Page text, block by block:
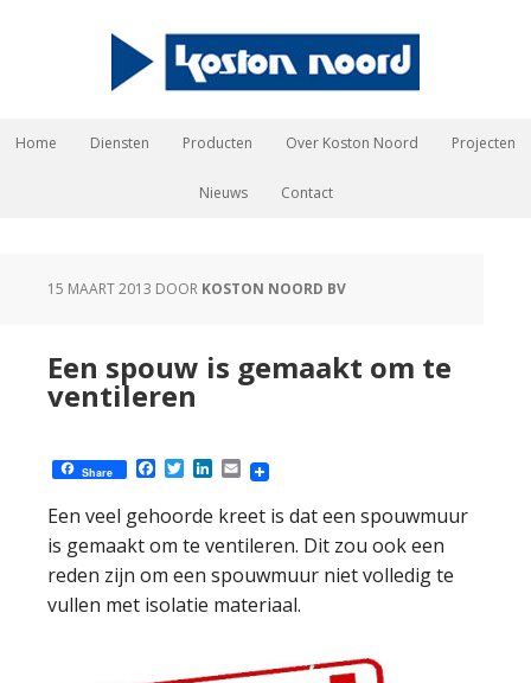
Home Diensten Producten Over Koston Noord Projecten
Nieuws Contact
15 MAART 2013 DOOR KOSTON NOORD BV
Een spouw is gemaakt om te
ventileren
Share Facebook
TwitterLinkedIn
Email
Een veel gehoorde kreet is dat een spouwmuur
is gemaakt om te ventileren. Dit zou ook een
reden zijn om een spouwmuur niet volledig te
vullen met isolatie materiaal.